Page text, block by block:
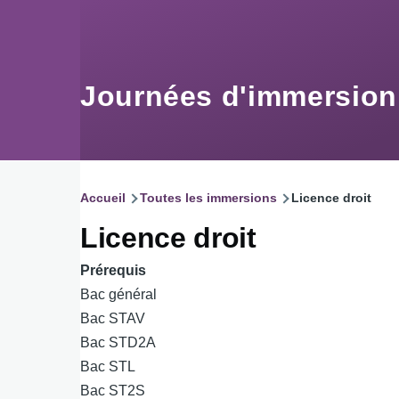
Journées d'immersion
d'Ariane
Accueil Toutes les immersions Licence droit
Licence droit
Prérequis
Bac général
Bac STAV
Bac STD2A
Bac STL
Bac ST2S